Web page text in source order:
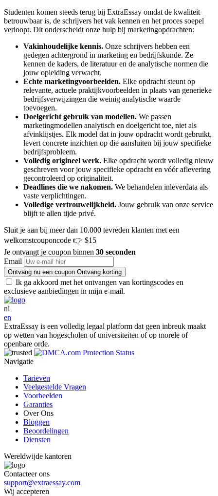
Studenten komen steeds terug bij ExtraEssay omdat de kwaliteit
betrouwbaar is, de schrijvers het vak kennen en het proces soepel
verloopt. Dit onderscheidt onze hulp bij marketingopdrachten:
Vakinhoudelijke kennis. Onze schrijvers hebben een
gedegen achtergrond in marketing en bedrijfskunde. Ze
kennen de kaders, de literatuur en de analytische normen die
jouw opleiding verwacht.
Echte marketingvoorbeelden. Elke opdracht steunt op
relevante, actuele praktijkvoorbeelden in plaats van generieke
bedrijfsverwijzingen die weinig analytische waarde
toevoegen.
Doelgericht gebruik van modellen. We passen
marketingmodellen analytisch en doelgericht toe, niet als
afvinklijstjes. Elk model dat in jouw opdracht wordt gebruikt,
levert concrete inzichten op die aansluiten bij jouw specifieke
bedrijfsprobleem.
Volledig origineel werk. Elke opdracht wordt volledig nieuw
geschreven voor jouw specifieke opdracht en vóór aflevering
gecontroleerd op originaliteit.
Deadlines die we nakomen. We behandelen inleverdata als
vaste verplichtingen.
Volledige vertrouwelijkheid. Jouw gebruik van onze service
blijft te allen tijde privé.
Sluit je aan bij meer dan 10.000 tevreden klanten met een
welkomstcouponcode 👉 $15
Je ontvangt je coupon binnen 30 seconden
Email
Ontvang nu een coupon Ontvang korting
Ik ga akkoord met het ontvangen van kortingscodes en
exclusieve aanbiedingen in mijn e-mail.
nl
en
ExtraEssay is een volledig legaal platform dat geen inbreuk maakt
op wetten van hogescholen of universiteiten of op morele of
openbare orde.
Navigatie
Tarieven
Veelgestelde Vragen
Voorbeelden
Garanties
Over Ons
Bloggen
Beoordelingen
Diensten
Wereldwijde kantoren
Contacteer ons
support@extraessay.com
Wij accepteren